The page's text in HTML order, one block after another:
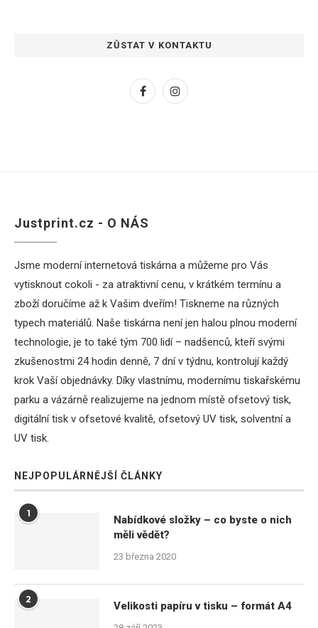
ZŮSTAT V KONTAKTU
Justprint.cz - O NÁS
Jsme moderní internetová tiskárna a můžeme pro Vás
vytisknout cokoli - za atraktivní cenu, v krátkém termínu a
zboží doručíme až k Vašim dveřím! Tiskneme na různých
typech materiálů. Naše tiskárna není jen halou plnou moderní
technologie, je to také tým 700 lidí – nadšenců, kteří svými
zkušenostmi 24 hodin denně, 7 dní v týdnu, kontrolují každý
krok Vaší objednávky. Díky vlastnímu, modernímu tiskařskému
parku a vázárně realizujeme na jednom místě ofsetový tisk,
digitální tisk v ofsetové kvalitě, ofsetový UV tisk, solventní a
UV tisk.
NEJPOPULÁRNĚJŠÍ ČLÁNKY
1
Nabídkové složky – co byste o nich
měli vědět?
23 března 2020
2
Velikosti papíru v tisku – formát A4